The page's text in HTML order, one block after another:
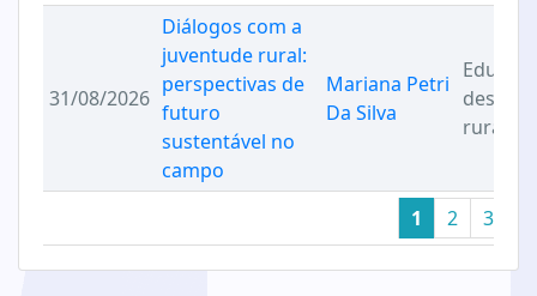
31/08/2026
Diálogos com a
juventude rural:
perspectivas de
futuro
sustentável no
campo
Mariana Petri
Da Silva
rural
1 2 3